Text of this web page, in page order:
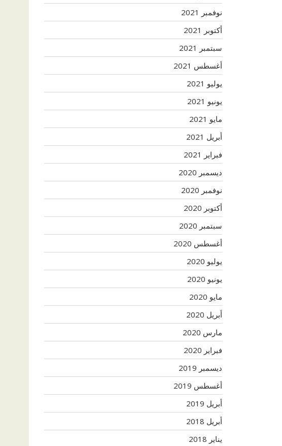
نوفمبر 2021
أكتوبر 2021
سبتمبر 2021
أغسطس 2021
يوليو 2021
يونيو 2021
مايو 2021
أبريل 2021
فبراير 2021
ديسمبر 2020
نوفمبر 2020
أكتوبر 2020
سبتمبر 2020
أغسطس 2020
يوليو 2020
يونيو 2020
مايو 2020
أبريل 2020
مارس 2020
فبراير 2020
ديسمبر 2019
أغسطس 2019
أبريل 2019
أبريل 2018
يناير 2018